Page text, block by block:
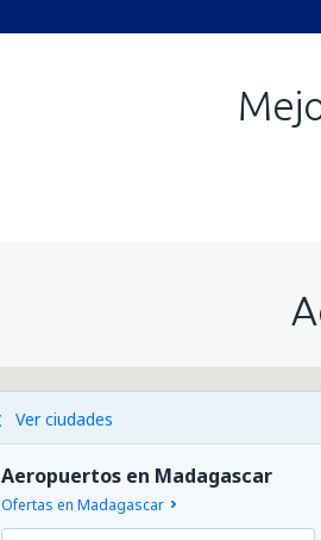
Ver ciudades
Aeropuertos en Madagascar
Ofertas en Madagascar